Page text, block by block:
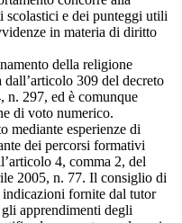
scolastici e dei punteggi utili
in materia di diritto
della religione
309 del decreto
n. 297, ed è comunque
di voto numerico.
mediante esperienze di
dei percorsi formativi
4, comma 2, del
2005, n. 77. Il consiglio di
indicazioni fornite dal tutor
apprendimenti degli